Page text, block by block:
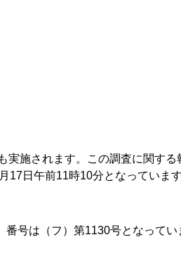
実施されます。この調査に関する
17日午前11時10分となっています
号は（フ）第1130号となってい